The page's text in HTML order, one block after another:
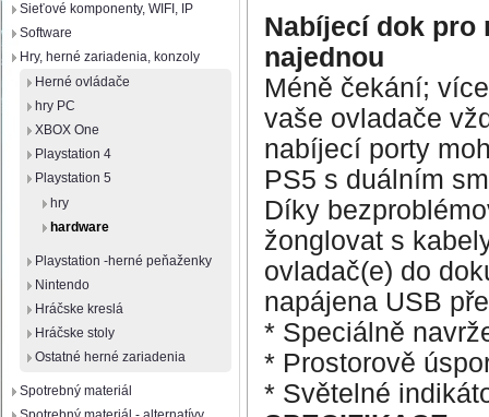
Sieťové komponenty, WIFI, IP
Software
Hry, herné zariadenia, konzoly
Herné ovládače
hry PC
XBOX One
Playstation 4
Playstation 5
hry
hardware
Playstation -herné peňaženky
Nintendo
Hráčske kreslá
Hráčske stoly
Ostatné herné zariadenia
Spotrebný materiál
Nabíjecí dok pro
najednou
Méně čekání;
vaše ovladače
nabíjecí porty
PS5 s duálním
Díky
žonglovat s
ovladač(e) do
napájena USB
* Speciálně
* Prostorově
* Světelné